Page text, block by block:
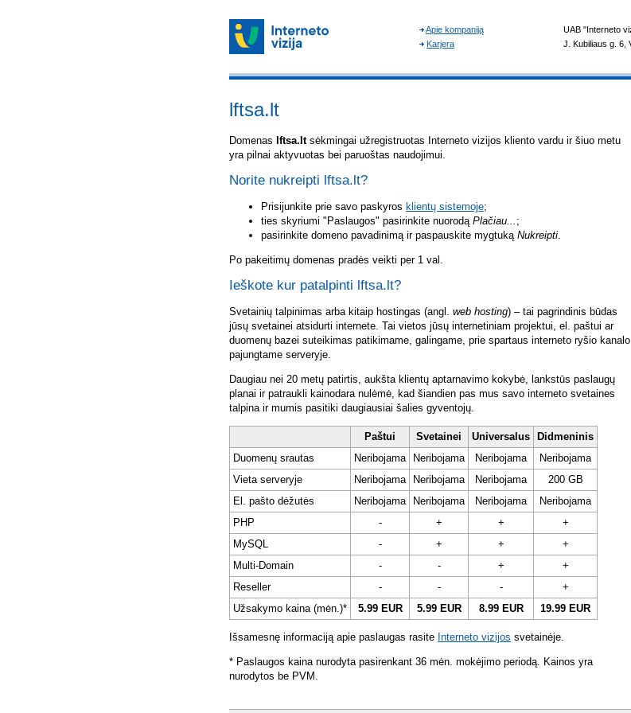
lftsa.lt
Domenas lftsa.ltsėkmingai užregistruotas Interneto vizijos kliento vardu ir šiuo metu
yra pilnai aktyvuotas bei paruoštas naudojimui.
Norite nukreipti lftsa.lt?
Prisijunkite prie savo paskyros klientų sistemoje;
ties skyriumi "Paslaugos" pasirinkite nuorodą Plačiau... ;
pasirinkite domeno pavadinimą ir paspauskite mygtuką Nukreipti.
Po pakeitimų domenas pradės veikti per 1 val.
Ieškote kur patalpinti lftsa.lt?
Svetainių talpinimas arba kitaip hostingas (angl. web hosting) – tai pagrindinis būdas
jūsų svetainei atsidurti internete. Tai vietos jūsų internetiniam projektui, el. paštui ar
duomenų bazei suteikimas patikimame, galingame, prie spartaus interneto ryšio kanalo
pajungtame serveryje.
Daugiau nei 20 metų patirtis, aukšta klientų aptarnavimo kokybė, lankstūs paslaugų
planai ir patraukli kainodara nulėmė, kad šiandien pas mus savo interneto svetaines
talpina ir mumis pasitiki daugiausiai šalies gyventojų.
Paštui Svetainei Universalus
Didmeninis
Duomenų srautas
Neribojama Neribojama Neribojama
Neribojama
Vieta serveryje
Neribojama Neribojama Neribojama
200 GB
El. pašto dėžutės
Neribojama Neribojama Neribojama
Neribojama
PHP
- + +
+
MySQL
- + +
+
Multi-Domain
- - +
+
Reseller
- - -
+
Užsakymo kaina (mėn.)*
5.99 EUR 5.99 EUR 8.99 EUR 19.99 EUR
Išsamesnę informaciją apie paslaugas rasite Interneto vizijos svetainėje.
* Paslaugos kaina nurodyta pasirenkant 36 mėn. mokėjimo periodą. Kainos yra
nurodytos be PVM.